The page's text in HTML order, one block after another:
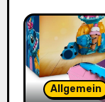
Allgemein